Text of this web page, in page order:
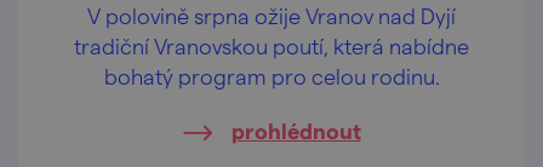
V polovině srpna ožije Vranov nad Dyjí
tradiční Vranovskou poutí, která nabídne
bohatý program pro celou rodinu.
prohlédnout